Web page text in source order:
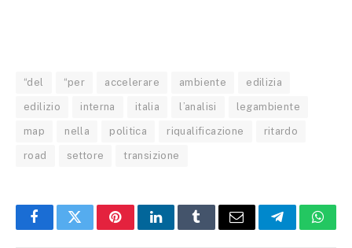
“del “per accelerare ambiente edilizia
edilizio interna italia l’analisi legambiente
map nella politica riqualificazione ritardo
road settore transizione
FacebookTwitterPinterestLinkedInTumblrEmail Telegram